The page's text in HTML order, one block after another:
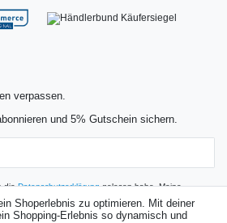
verpassen.
und 5% Gutschein sichern.
dieDaten­schutz­erklärunggelesen habe. Meine
widerrufen.**
Shoperlebnis zu optimieren. Mit deiner
Shopping-Erlebnis so dynamisch und